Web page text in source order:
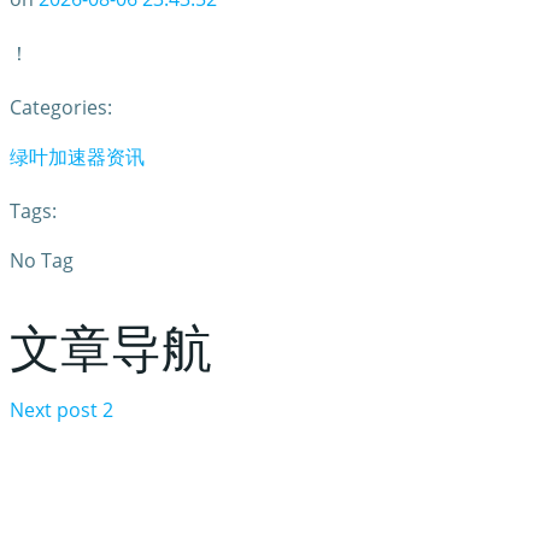
！
Categories:
绿叶加速器资讯
Tags:
No Tag
文章导航
Next post2